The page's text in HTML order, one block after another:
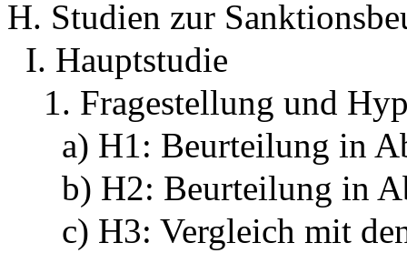
H. Studien zur
I. Hauptstudie
1. Fragestellung und
a) H1: Beurteilung in
b) H2: Beurteilung in
c) H3: Vergleich mit